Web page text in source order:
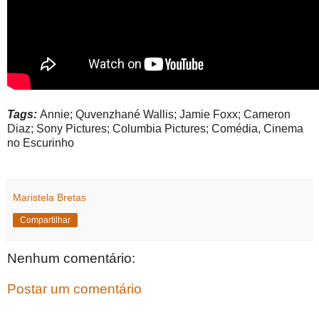
Tags: Annie; Quvenzhané Wallis; Jamie Foxx; Cameron
Diaz; Sony Pictures; Columbia Pictures; Comédia, Cinema
no Escurinho
Maristela Bretas
Compartilhar
Nenhum comentário:
Postar um comentário